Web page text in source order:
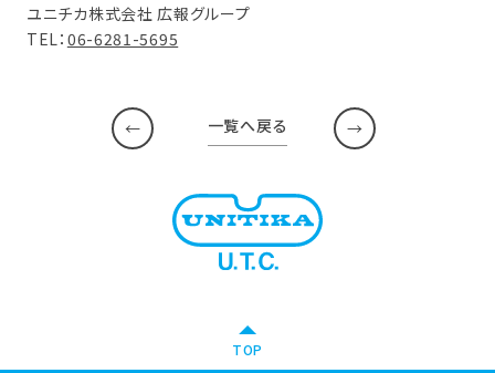
ユニチカ株式会社 広報グループ
TEL： 06-6281-5695
一覧へ戻る
TOP